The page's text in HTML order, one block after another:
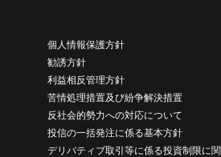
個人情報保護方針
勧誘方針
利益相反管理方針
苦情処理措置及び紛争解決措置
反社会的勢力への対応について
投信の一括発注に係る基本方針
デリバティブ取引等に係る投資制限に関